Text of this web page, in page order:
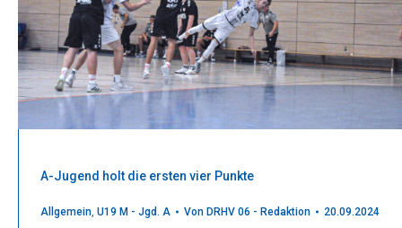
A-Jugend holt die ersten vier Punkte
Allgemein, U19 M - Jgd. A Von DRHV 06 - Redaktion 20.09.2024